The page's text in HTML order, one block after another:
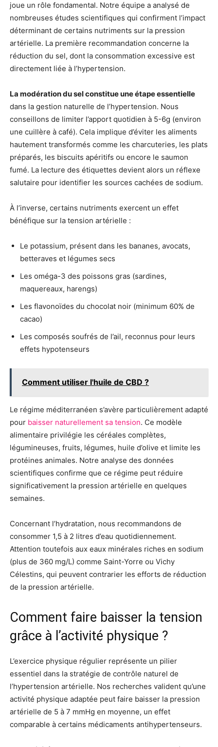
joue un rôle fondamental. Notre équipe a analysé de
nombreuses études scientifiques qui confirment l’impact
déterminant de certains nutriments sur la pression
artérielle. La première recommandation concerne la
réduction du sel, dont la consommation excessive est
directement liée à l’hypertension.
La modération du sel constitue une étape essentielle
dans la gestion naturelle de l’hypertension. Nous
conseillons de limiter l’apport quotidien à 5-6g (environ
une cuillère à café). Cela implique d’éviter les aliments
hautement transformés comme les charcuteries, les plats
préparés, les biscuits apéritifs ou encore le saumon
fumé. La lecture des étiquettes devient alors un réflexe
salutaire pour identifier les sources cachées de sodium.
À l’inverse, certains nutriments exercent un effet
bénéfique sur la tension artérielle :
Le potassium, présent dans les bananes, avocats,
betteraves et légumes secs
Les oméga-3 des poissons gras (sardines,
maquereaux, harengs)
Les flavonoïdes du chocolat noir (minimum 60% de
cacao)
Les composés soufrés de l’ail, reconnus pour leurs
effets hypotenseurs
Comment utiliser l'huile de CBD ?
Le régime méditerranéen s’avère particulièrement adapté
pour baisser naturellement sa tension. Ce modèle
alimentaire privilégie les céréales complètes,
légumineuses, fruits, légumes, huile d’olive et limite les
protéines animales. Notre analyse des données
scientifiques confirme que ce régime peut réduire
significativement la pression artérielle en quelques
semaines.
Concernant l’hydratation, nous recommandons de
consommer 1,5 à 2 litres d’eau quotidiennement.
Attention toutefois aux eaux minérales riches en sodium
(plus de 360 mg/L) comme Saint-Yorre ou Vichy
Célestins, qui peuvent contrarier les efforts de réduction
de la pression artérielle.
Comment faire baisser la tension
grâce à l’activité physique ?
L’exercice physique régulier représente un pilier
essentiel dans la stratégie de contrôle naturel de
l’hypertension artérielle. Nos recherches valident qu’une
activité physique adaptée peut faire baisser la pression
artérielle de 5 à 7 mmHg en moyenne, un effet
comparable à certains médicaments antihypertenseurs.